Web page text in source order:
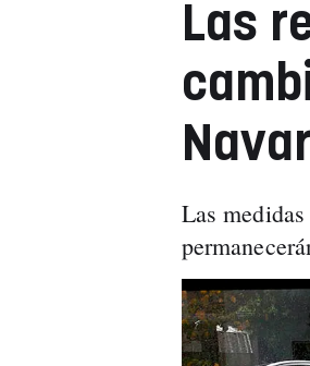
Las
Las